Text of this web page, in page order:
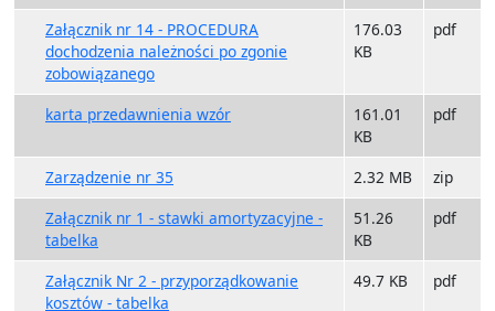
Załącznik nr 14 - PROCEDURA
dochodzenia należności po zgonie
zobowiązanego
176.03
KB
pdf
karta przedawnienia wzór
161.01
KB
pdf
Zarządzenie nr 35 2.32 MB
zip
Załącznik nr 1 - stawki amortyzacyjne -
tabelka
51.26
KB
pdf
Załącznik Nr 2 - przyporządkowanie
kosztów - tabelka
49.7 KB pdf